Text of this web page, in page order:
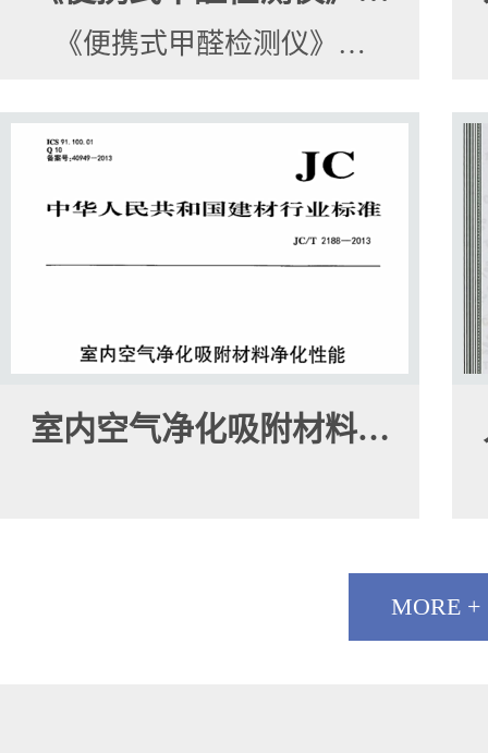
《便携式甲醛检测仪》…
室内空气净化吸附材料…
MORE +